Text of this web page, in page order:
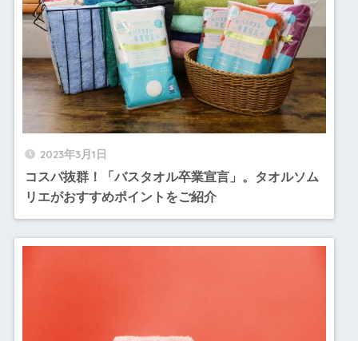
2023年3月1日
コスパ抜群！「バスタオル卒業宣言」。タオルソム
リエがおすすめポイントをご紹介